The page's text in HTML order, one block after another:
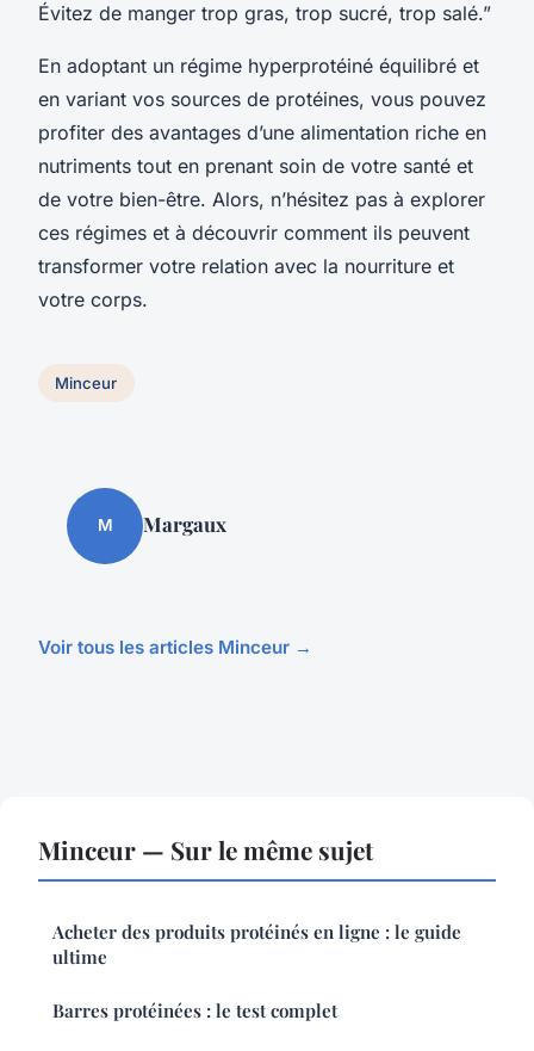
Évitez de manger trop gras, trop sucré, trop salé.”
En adoptant un régime hyperprotéiné équilibré et
en variant vos sources de protéines, vous pouvez
profiter des avantages d’une alimentation riche en
nutriments tout en prenant soin de votre santé et
de votre bien-être. Alors, n’hésitez pas à explorer
ces régimes et à découvrir comment ils peuvent
transformer votre relation avec la nourriture et
votre corps.
Minceur
M Margaux
Voir tous les articles Minceur →
Minceur — Sur le même sujet
Acheter des produits protéinés en ligne : le guide
ultime
Barres protéinées : le test complet